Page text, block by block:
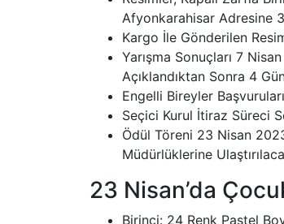
Afyonkarahisar Adresine
Kargo İle Gönderilen
Yarışma Sonuçları 7
Açıklandıktan Sonra 4
Engelli Bireyler
Seçici Kurul İtiraz Süreci
Ödül Töreni 23 Nisan
Müdürlüklerine
23 Nisan’da
Birinci: 24 Renk Pastel